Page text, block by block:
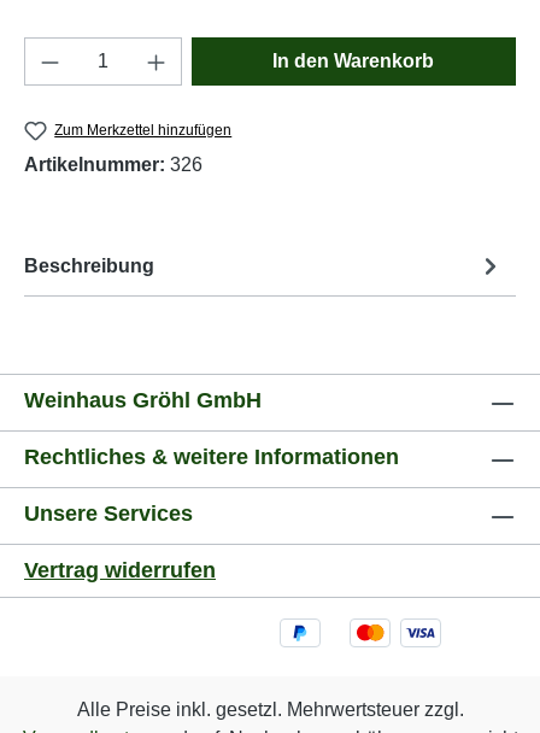
Produkt Anzahl: Gib den gewünschten
In den Warenkorb
Zum Merkzettel hinzufügen
Artikelnummer: 326
Beschreibung
Weinhaus Gröhl GmbH
Rechtliches & weitere Informationen
Unsere Services
Vertrag widerrufen
Alle Preise inkl. gesetzl. Mehrwertsteuer zzgl.